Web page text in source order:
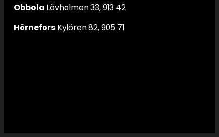
Obbola Lövholmen 33, 913 42
Hörnefors Kylören 82, 905 71